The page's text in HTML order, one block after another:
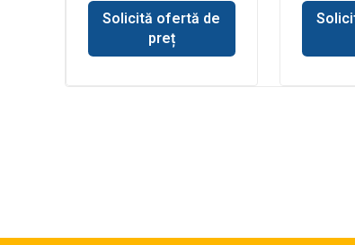
Solicită ofertă de
preț